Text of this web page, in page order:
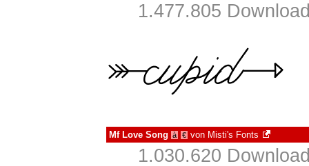
1.477.805
Mf Love Song à € von Misti's Fonts
1.030.620